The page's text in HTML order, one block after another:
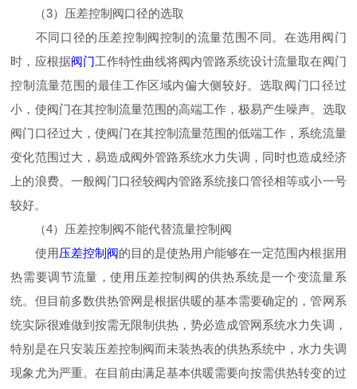
（3）压差控制阀口径的选取
不同口径的压差控制阀控制的流量范围不同。在选用阀门
时，应根据阀门工作特性曲线将阀内管路系统设计流量取在阀门
控制流量范围的最佳工作区域内偏大侧较好。选取阀门口径过
小，使阀门在其控制流量范围的高端工作，极易产生噪声。选取
阀门口径过大，使阀门在其控制流量范围的低端工作，系统流量
变化范围过大，易造成阀外管路系统水力失调，同时也造成经济
上的浪费。一般阀门口径较阀内管路系统接口管径相等或小一号
较好。
（4）压差控制阀不能代替流量控制阀
使用压差控制阀的目的是使热用户能够在一定范围内根据用
热需要调节流量，使用压差控制阀的供热系统是一个变流量系
统。但目前多数供热管网是根据供暖的基本需要确定的，管网系
统实际很难做到按需无限制供热，势必造成管网系统水力失调，
特别是在只安装压差控制阀而未装热表的供热系统中，水力失调
现象尤为严重。在目前由满足基本供暖需要向按需供热转变的过